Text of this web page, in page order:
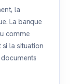
la
La banque
comme
la situation